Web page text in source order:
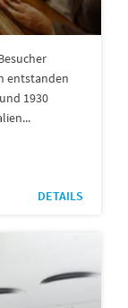
entstanden
1930
DETAILS